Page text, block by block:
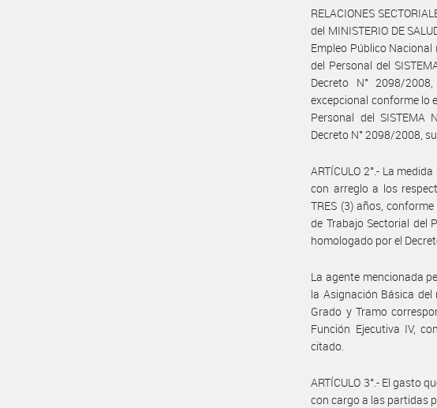
RELACIONES
del MINISTERIO DE
Empleo Público Nacional
del Personal del
Decreto N° 2098/
excepcional conforme lo
Personal del SISTEMA
Decreto N° 2098/2008,
ARTÍCULO 2°.- La
con arreglo a los
TRES (3) años,
de Trabajo Sectorial del
homologado por el
La agente mencionada
la Asignación Básica
Grado y Tramo
Función Ejecutiva IV,
citado.
ARTÍCULO 3°.- El gasto
con cargo a las partidas